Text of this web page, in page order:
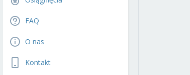
FAQ
O nas
Kontakt